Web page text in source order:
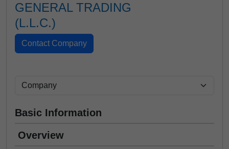
GENERAL TRADING
(L.L.C.)
Basic Information
Overview